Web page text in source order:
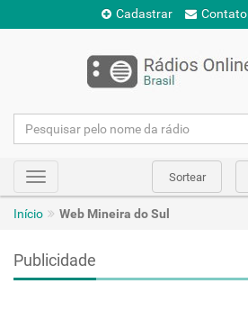
Cadastrar Contato
Toggle
navigation
Sortear
Início Web Mineira do Sul
Publicidade